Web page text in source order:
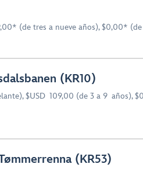
(de tres a nueve años), $0,00*
(KR10)
$USD 109,00 (de 3 a 9 años),
(KR53)